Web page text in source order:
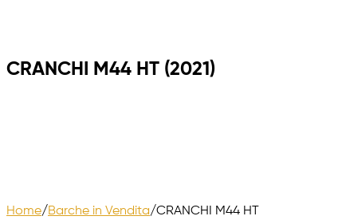
CRANCHI M44 HT (2021)
Home/Barche in Vendita/CRANCHI M44 HT